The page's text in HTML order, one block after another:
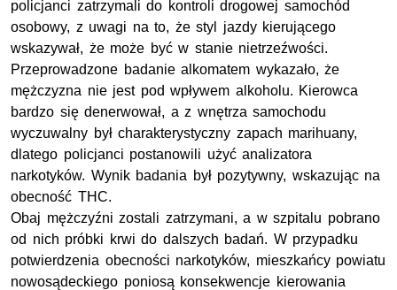
policjanci zatrzymali do kontroli drogowej samochód
osobowy, z uwagi na to, że styl jazdy kierującego
wskazywał, że może być w stanie nietrzeźwości.
Przeprowadzone badanie alkomatem wykazało, że
mężczyzna nie jest pod wpływem alkoholu. Kierowca
bardzo się denerwował, a z wnętrza samochodu
wyczuwalny był charakterystyczny zapach marihuany,
dlatego policjanci postanowili użyć analizatora
narkotyków. Wynik badania był pozytywny, wskazując na
obecność THC.
Obaj mężczyźni zostali zatrzymani, a w szpitalu pobrano
od nich próbki krwi do dalszych badań. W przypadku
potwierdzenia obecności narkotyków, mieszkańcy powiatu
nowosądeckiego poniosą konsekwencje kierowania